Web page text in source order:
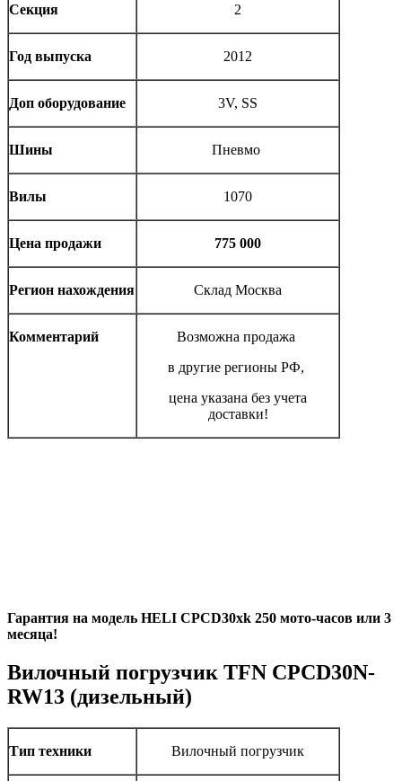
Секция 2
Год выпуска 2012
Доп оборудование 3V, SS
Шины Пневмо
Вилы 1070
Цена продажи 775 000
Регион нахождения Склад Москва
Комментарий
Возможна продажа
в другие регионы РФ,
цена указана без учета
доставки!
Гарантия на модель HELI CPCD30xk 250 мото-часов или 3
месяца!
Вилочный погрузчик TFN CPCD30N-
RW13 (дизельный)
Тип техники Вилочный погрузчик